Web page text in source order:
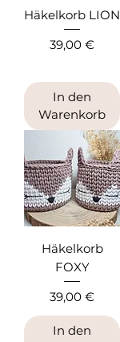
Häkelkorb LION
Preis
39,00 €
In den
Warenkorb
Häkelkorb
FOXY
Preis
39,00 €
In den